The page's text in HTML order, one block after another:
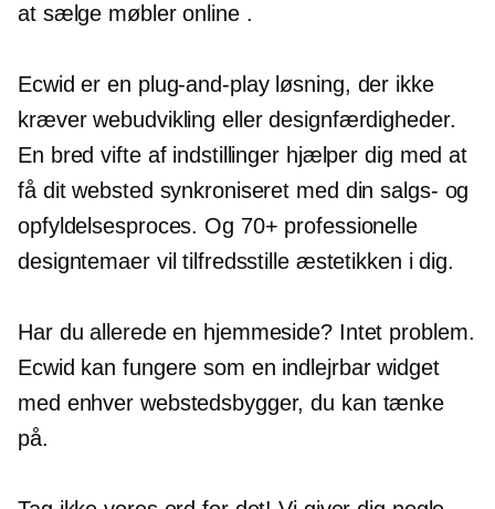
at sælge møbler online .
Ecwid er en plug-and-playløsning, der ikke
kræver webudvikling eller designfærdigheder.
En bred vifte af indstillinger hjælper dig med at
få dit websted synkroniseret med din salgs- og
opfyldelsesproces. Og 70+ professionelle
designtemaer vil tilfredsstille æstetikken i dig.
Har du allerede en hjemmeside? Intet problem.
Ecwid kan fungere som en indlejrbar widget
med enhver webstedsbygger, du kan tænke
på.